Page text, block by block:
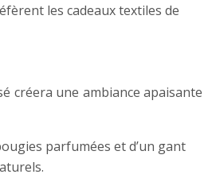
les cadeaux textiles de
créera une ambiance apaisante
parfumées et d’un gant